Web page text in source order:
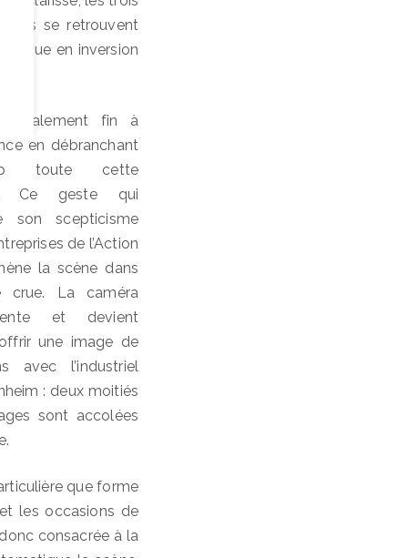
se retrouvent
en inversion
brutalement fin à
en débranchant
toute cette
Ce geste qui
son scepticisme
de l’Action
la scène dans
crue. La caméra
et devient
une image de
avec l’industriel
: deux moitiés
sont accolées
que forme
les occasions de
consacrée à la